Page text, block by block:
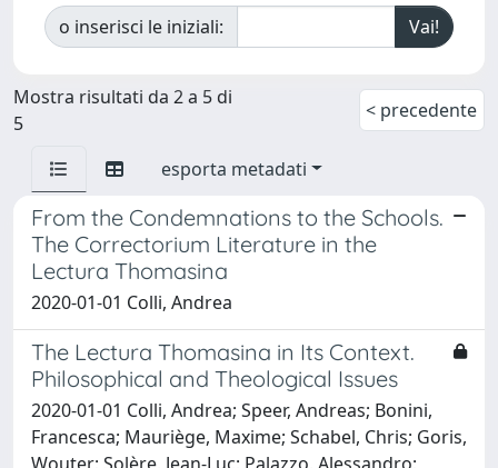
o inserisci le iniziali:
Mostra risultati da 2 a 5 di
5
< precedente
esporta metadati
From the Condemnations to the Schools.
The Correctorium Literature in the
Lectura Thomasina
2020-01-01 Colli, Andrea
The Lectura Thomasina in Its Context.
Philosophical and Theological Issues
2020-01-01 Colli, Andrea; Speer, Andreas; Bonini,
Francesca; Mauriège, Maxime; Schabel, Chris; Goris,
Wouter; Solère, Jean-Luc; Palazzo, Alessandro;